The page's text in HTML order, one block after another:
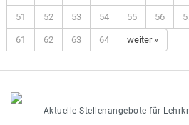
51 52 53 54 55 56
61 62 63 64 weiter »
Aktuelle Stellenangebote für